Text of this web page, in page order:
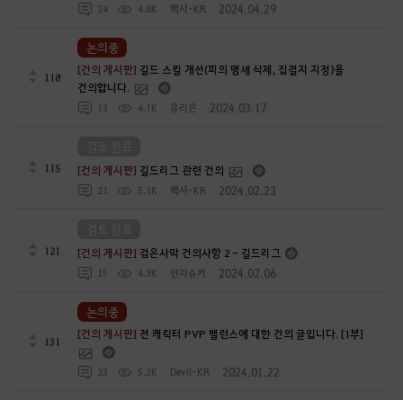
24 4.8K 백사-KR 2024.04.29
118
[건의 게시판] 길드 스킬 개선(피의 맹세 삭제, 집결지 지정)을
건의합니다.
13 4.1K 유리은 2024.03.17
논의중
115 [건의 게시판] 길드리그 관련 건의
21 5.1K 백사-KR 2024.02.23
121 [건의 게시판] 검은사막 건의사항 2 - 길드리그
15 4.3K 얀지슈카 2024.02.06
131
[건의 게시판] 전 캐릭터 PVP 밸런스에 대한 건의 글입니다. [1부]
23 5.3K Devil-KR 2024.01.22
논의중